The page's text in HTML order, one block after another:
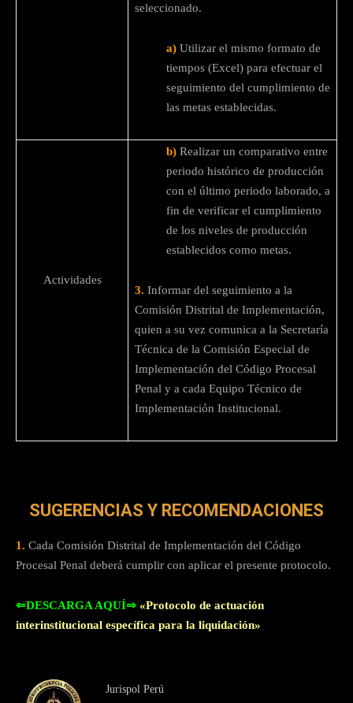
seleccionado.
a) Utilizar el mismo formato de
tiempos (Excel) para efectuar el
seguimiento del cumplimiento de
las metas establecidas.
Actividades
b) Realizar un comparativo entre
periodo histórico de producción
con el último periodo laborado, a
fin de verificar el cumplimiento
de los niveles de producción
establecidos como metas.
3. Informar del seguimiento a la
Comisión Distrital de Implementación,
quien a su vez comunica a la Secretaría
Técnica de la Comisión Especial de
Implementación del Código Procesal
Penal y a cada Equipo Técnico de
Implementación Institucional.
SUGERENCIAS Y RECOMENDACIONES
1. Cada Comisión Distrital de Implementación del Código
Procesal Penal deberá cumplir con aplicar el presente protocolo.
⇐DESCARGA AQUÍ⇒ «Protocolo de actuación
interinstitucional específica para la liquidación»
Jurispol Perú